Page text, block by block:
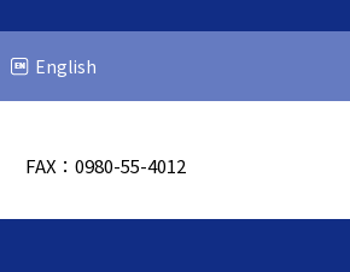
English
FAX：0980-55-4012